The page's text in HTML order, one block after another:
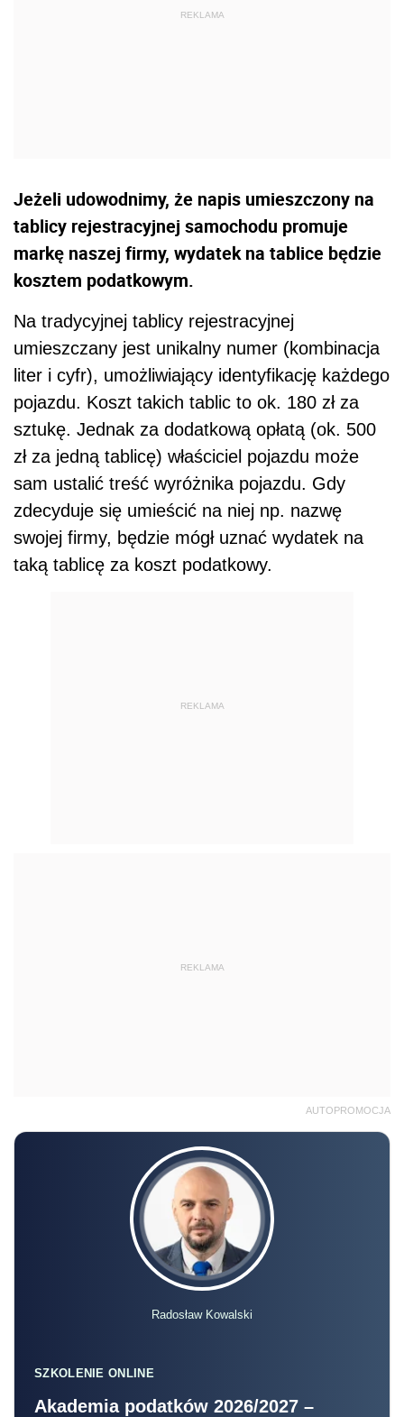
Jeżeli udowodnimy, że napis umieszczony na
tablicy rejestracyjnej samochodu promuje
markę naszej firmy, wydatek na tablice będzie
kosztem podatkowym.
Na tradycyjnej tablicy rejestracyjnej
umieszczany jest unikalny numer (kombinacja
liter i cyfr), umożliwiający identyfikację każdego
pojazdu. Koszt takich tablic to ok. 180 zł za
sztukę. Jednak za dodatkową opłatą (ok. 500
zł za jedną tablicę) właściciel pojazdu może
sam ustalić treść wyróżnika pojazdu. Gdy
zdecyduje się umieścić na niej np. nazwę
swojej firmy, będzie mógł uznać wydatek na
taką tablicę za koszt podatkowy.
REKLAMA
REKLAMA
AUTOPROMOCJA
Radosław Kowalski
SZKOLENIE ONLINE
Akademia podatków 2026/2027 –